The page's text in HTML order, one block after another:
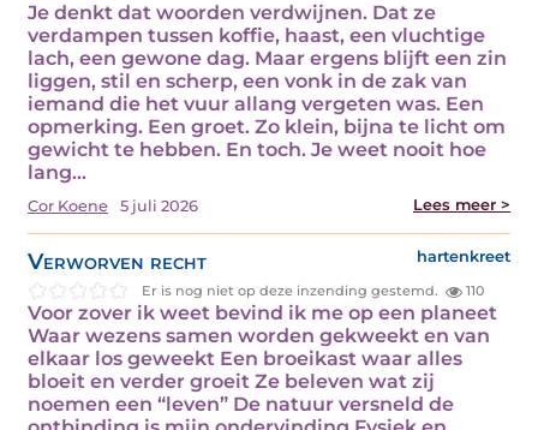
Je denkt dat woorden verdwijnen. Dat ze
verdampen tussen koffie, haast, een vluchtige
lach, een gewone dag. Maar ergens blijft een zin
liggen, stil en scherp, een vonk in de zak van
iemand die het vuur allang vergeten was. Een
opmerking. Een groet. Zo klein, bijna te licht om
gewicht te hebben. En toch. Je weet nooit hoe
lang…
Cor Koene 5 juli 2026 Lees meer >
Verworven recht hartenkreet
Er is nog niet op deze inzending gestemd. 110
Voor zover ik weet bevind ik me op een planeet
Waar wezens samen worden gekweekt en van
elkaar los geweekt Een broeikast waar alles
bloeit en verder groeit Ze beleven wat zij
noemen een “leven” De natuur versneld de